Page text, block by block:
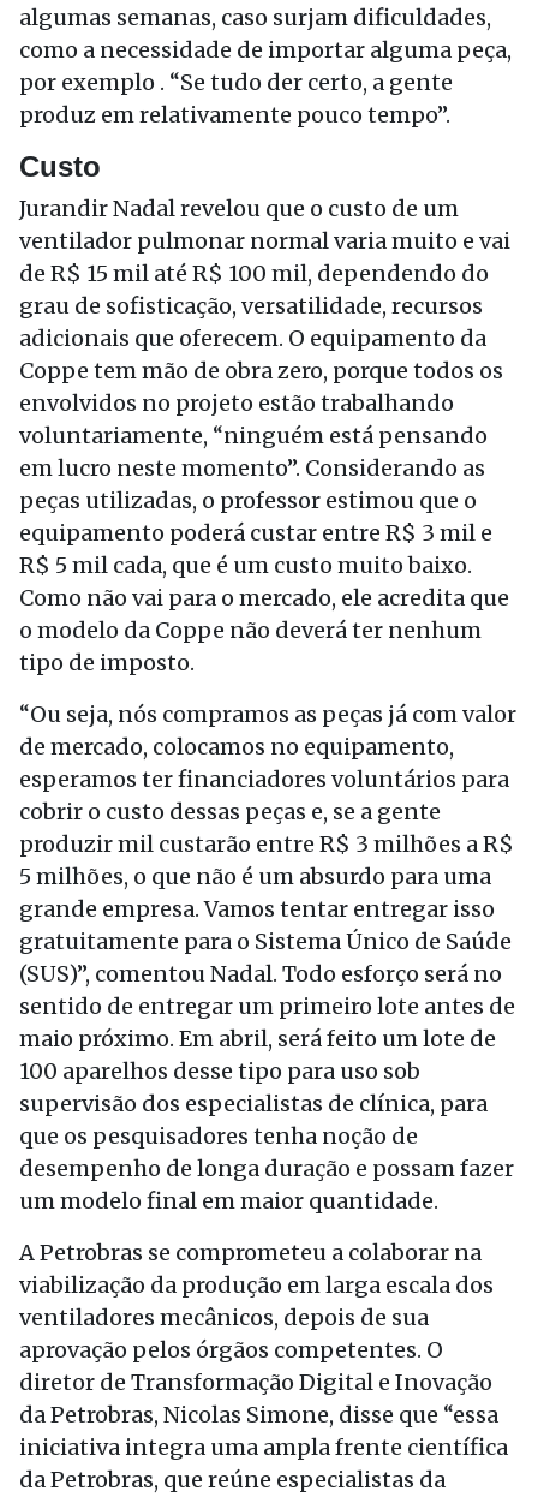
algumas semanas, caso surjam dificuldades,
como a necessidade de importar alguma peça,
por exemplo . “Se tudo der certo, a gente
produz em relativamente pouco tempo”.
Custo
Jurandir Nadal revelou que o custo de um
ventilador pulmonar normal varia muito e vai
de R$ 15 mil até R$ 100 mil, dependendo do
grau de sofisticação, versatilidade, recursos
adicionais que oferecem. O equipamento da
Coppe tem mão de obra zero, porque todos os
envolvidos no projeto estão trabalhando
voluntariamente, “ninguém está pensando
em lucro neste momento”. Considerando as
peças utilizadas, o professor estimou que o
equipamento poderá custar entre R$ 3 mil e
R$ 5 mil cada, que é um custo muito baixo.
Como não vai para o mercado, ele acredita que
o modelo da Coppe não deverá ter nenhum
tipo de imposto.
“Ou seja, nós compramos as peças já com valor
de mercado, colocamos no equipamento,
esperamos ter financiadores voluntários para
cobrir o custo dessas peças e, se a gente
produzir mil custarão entre R$ 3 milhões a R$
5 milhões, o que não é um absurdo para uma
grande empresa. Vamos tentar entregar isso
gratuitamente para o Sistema Único de Saúde
(SUS)”, comentou Nadal. Todo esforço será no
sentido de entregar um primeiro lote antes de
maio próximo. Em abril, será feito um lote de
100 aparelhos desse tipo para uso sob
supervisão dos especialistas de clínica, para
que os pesquisadores tenha noção de
desempenho de longa duração e possam fazer
um modelo final em maior quantidade.
A Petrobras se comprometeu a colaborar na
viabilização da produção em larga escala dos
ventiladores mecânicos, depois de sua
aprovação pelos órgãos competentes. O
diretor de Transformação Digital e Inovação
da Petrobras, Nicolas Simone, disse que “essa
iniciativa integra uma ampla frente científica
da Petrobras, que reúne especialistas da